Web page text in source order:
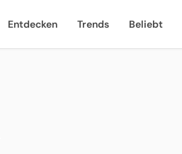
Entdecken Trends Beliebt